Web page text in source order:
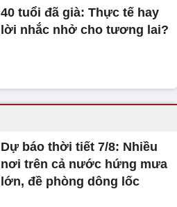
40 tuổi đã già: Thực tế hay
lời nhắc nhở cho tương lai?
Dự báo thời tiết 7/8: Nhiều
nơi trên cả nước hứng mưa
lớn, đề phòng dông lốc